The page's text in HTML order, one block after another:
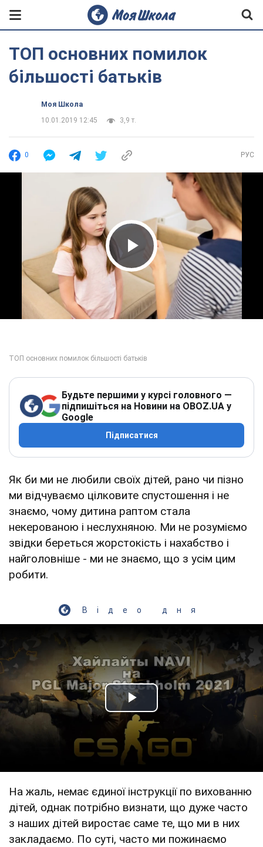
ТОП основних помилок
більшості батьків
Моя Школа
10.01.2019 12:45
3,9 т.
0 РУС
Play Video
Будьте першими у курсі головного —
підпишіться на Новини на OBOZ.UA у
Google
Підписатися
Як би ми не любили своїх дітей, рано чи пізно
ми відчуваємо цілковите спустошення і не
знаємо, чому дитина раптом стала
некерованою і неслухняною. Ми не розуміємо
звідки береться жорстокість і нахабство і
найголовніше - ми не знаємо, що з усім цим
робити.
Відео дня
Play Video
На жаль, немає єдиної інструкції по вихованню
дітей, однак потрібно визнати, що дуже часто
з наших дітей виростає саме те, що ми в них
закладаємо. По суті, часто ми пожинаємо